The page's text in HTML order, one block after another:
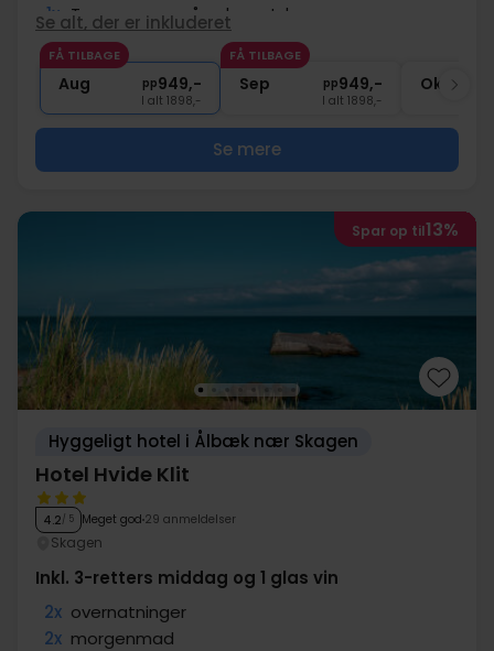
1x Tapas menu på ankomstdagen
1x Velkomstdrink i baren
2x Gratis kaffe/te under opholdet
Se alt, der er inkluderet
FÅ TILBAGE
Aug pp949,-
I alt 1898,-
FÅ TILBAGE
Sep pp949,-
I alt 1898,-
Okt
Se mere
Spar op til13%
Hyggeligt hotel i Ålbæk nær Skagen
Hotel Hvide Klit
4.2/ 5 Meget god 29 anmeldelser
Skagen
Inkl. 3-retters middag og 1 glas vin
2x overnatninger
2x morgenmad